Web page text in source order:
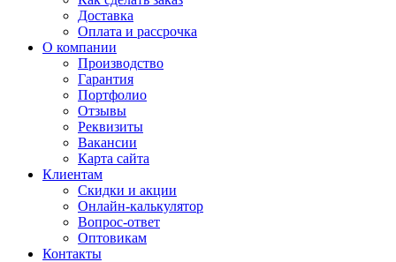
Доставка
Оплата и рассрочка
О компании
Производство
Гарантия
Портфолио
Отзывы
Реквизиты
Вакансии
Карта сайта
Клиентам
Скидки и акции
Онлайн-калькулятор
Вопрос-ответ
Оптовикам
Контакты